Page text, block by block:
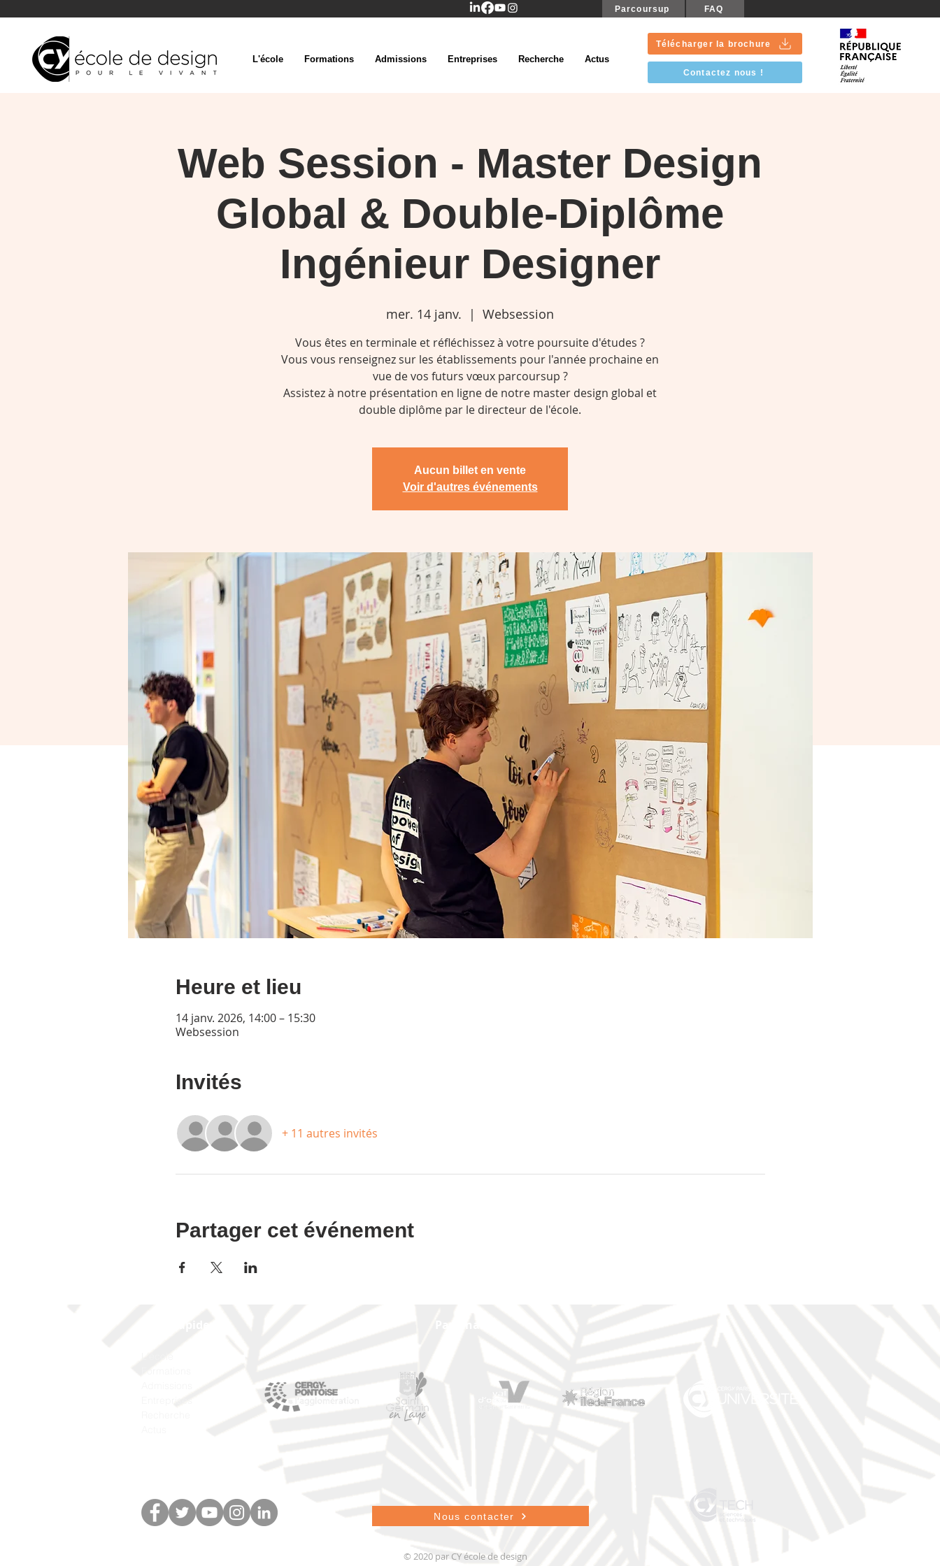
Parcoursup FAQ
L'école Formations Admissions Entreprises Recherche Actus
Télécharger la brochure
Contactez nous !
Web Session - Master Design
Global & Double-Diplôme
Ingénieur Designer
mer. 14 janv.
  |
Websession
Vous êtes en terminale et réfléchissez à votre poursuite d'études ?
Vous vous renseignez sur les établissements pour l'année prochaine en
vue de vos futurs vœux parcoursup ?
Assistez à notre présentation en ligne de notre master design global et
double diplôme par le directeur de l'école.
Aucun billet en vente
Voir d'autres événements
Heure et lieu
14 janv. 2026, 14:00 – 15:30
Websession
Invités
+ 11 autres invités
Partager cet événement
Nous contacter
© 2020 par CY école de design